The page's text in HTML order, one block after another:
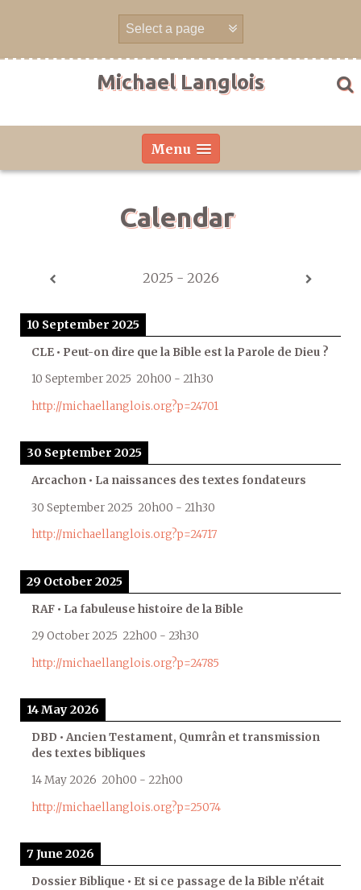
Michael Langlois
Menu
Calendar
2025 - 2026
10 September 2025
CLE • Peut-on dire que la Bible est la Parole de Dieu ?
10 September 2025 20h00 - 21h30
http://michaellanglois.org?p=24701
30 September 2025
Arcachon • La naissances des textes fondateurs
30 September 2025 20h00 - 21h30
http://michaellanglois.org?p=24717
29 October 2025
RAF • La fabuleuse histoire de la Bible
29 October 2025 22h00 - 23h30
http://michaellanglois.org?p=24785
14 May 2026
DBD • Ancien Testament, Qumrân et transmission
des textes bibliques
14 May 2026 20h00 - 22h00
http://michaellanglois.org?p=25074
7 June 2026
Dossier Biblique • Et si ce passage de la Bible n’était